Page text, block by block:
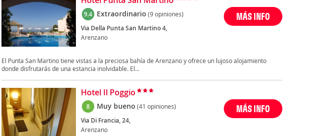
9.4 Extraordinario (9 opiniones)
Via Della Punta San Martino 4,
Arenzano
MÁS INFO
El Punta San Martino tiene vistas a la preciosa bahía de Arenzano y ofrece un lujoso alojamiento
donde disfrutarás de una estancia inolvidable. El...
Hotel Il Poggio
8 Muy bueno (41 opiniones)
Via Di Francia, 24,
Arenzano
MÁS INFO